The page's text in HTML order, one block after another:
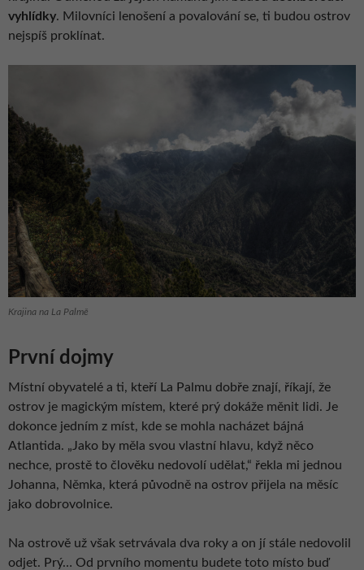
vyhlídky. Milovníci lenošení a povalování se, ti budou ostrov
nejspíš proklínat.
Krajina na La Palmě
První dojmy
Místní obyvatelé a ti, kteří La Palmu dobře znají, říkají, že
ostrov je magickým místem, které prý dokáže měnit lidi. Je
dokonce jedním z míst, kde se mohla nacházet bájná
Atlantida. „Jako by měla svou vlastní hlavu, když něco
nechce, prostě to člověku nedovolí udělat,“ řekla mi jednou
Johanna, Němka, která původně na ostrov přijela na měsíc
jako dobrovolnice.
Na ostrově už však setrvávala dva roky a on jí stále nedovolil
odjet. Prý… Od prvního momentu budete toto místo buď